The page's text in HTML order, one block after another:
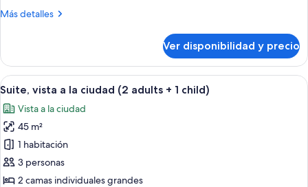
mar
Más detalles
Más
vista
al
mar
Ver disponibilidad y precio
Ver
todas
las
fotos
de
Suite,
vista
Una habitación de hotel moderna
6
Suite, vista a la ciudad (2 adults + 1 child)
Vista a la ciudad
45 m²
1 habitación
3 personas
2 camas individuales grandes